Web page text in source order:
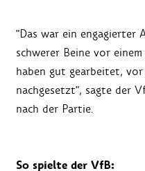
"Das war ein
schwerer Beine vor
haben gut gearbeitet,
nachgesetzt", sagte der
nach der Partie.
So spielte der VfB: